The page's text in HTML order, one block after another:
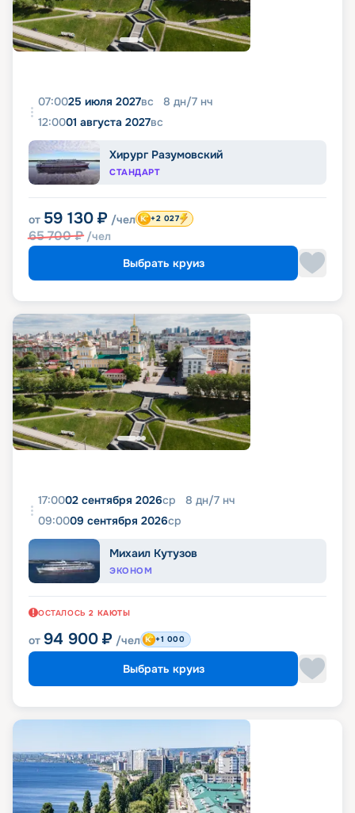
07:0025 июля 2027вс 8 дн/7 нч
12:0001 августа 2027вс
Хирург Разумовский
СТАНДАРТ
от 59 130 ₽ /чел
65 700₽ /чел
+2 027
Выбрать круиз
17:0002 сентября 2026ср 8 дн/7 нч
09:0009 сентября 2026ср
Михаил Кутузов
ЭКОНОМ
ОСТАЛОСЬ 2 КАЮТЫ
от 94 900 ₽ /чел +1 000
Выбрать круиз